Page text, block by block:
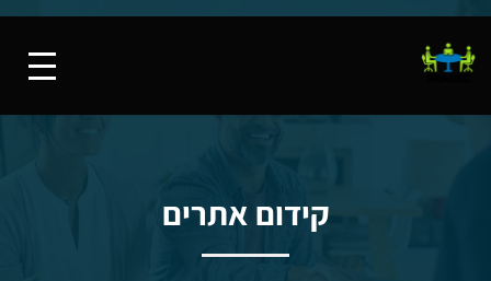
קידום אתרים